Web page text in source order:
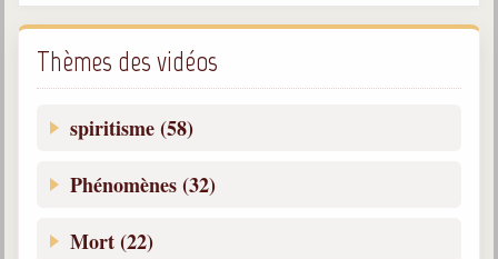
Thèmes des vidéos
spiritisme (58)
Phénomènes (32)
Mort (22)